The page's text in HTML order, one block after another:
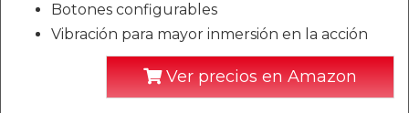
Botones configurables
Vibración para mayor inmersión en la acción
Ver precios en Amazon